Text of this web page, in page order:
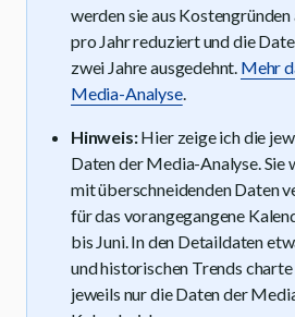
werden sie aus
pro Jahr reduziert und die
zwei Jahre ausgedehnt. Mehr
Media-Analyse.
Hinweis:Hier zeige ich die
Daten der Media-Analyse. Sie
mit überschneidenden Daten
für das vorangegangene
bis Juni. In den Detaildaten
und historischen Trends
jeweils nur die Daten der